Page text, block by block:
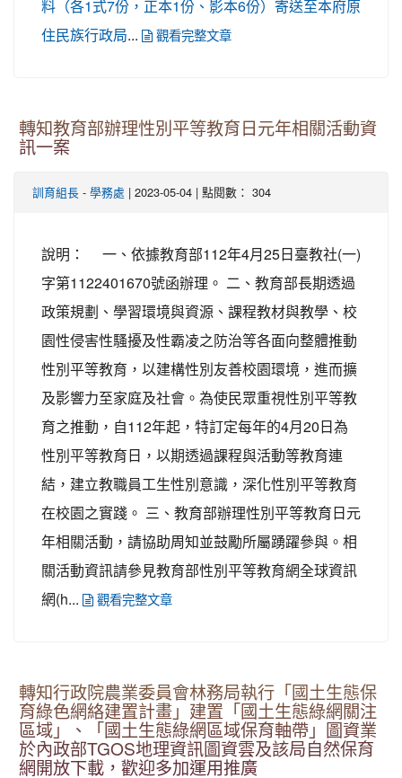
料（各1式7份，正本1份、影本6份）寄送至本府原
住民族行政局... 觀看完整文章
轉知教育部辦理性別平等教育日元年相關活動資
訊一案
訓育組長 - 學務處 | 2023-05-04 | 點閱數： 304
說明： 一、依據教育部112年4月25日臺教社(一)
字第1122401670號函辦理。 二、教育部長期透過
政策規劃、學習環境與資源、課程教材與教學、校
園性侵害性騷擾及性霸凌之防治等各面向整體推動
性別平等教育，以建構性別友善校園環境，進而擴
及影響力至家庭及社會。為使民眾重視性別平等教
育之推動，自112年起，特訂定每年的4月20日為
性別平等教育日，以期透過課程與活動等教育連
結，建立教職員工生性別意識，深化性別平等教育
在校園之實踐。 三、教育部辦理性別平等教育日元
年相關活動，請協助周知並鼓勵所屬踴躍參與。相
關活動資訊請參見教育部性別平等教育網全球資訊
網(h...
觀看完整文章
轉知行政院農業委員會林務局執行「國土生態保
育綠色網絡建置計畫」建置「國土生態綠網關注
區域」、「國土生態綠網區域保育軸帶」圖資業
於內政部TGOS地理資訊圖資雲及該局自然保育
網開放下載，歡迎多加運用推廣